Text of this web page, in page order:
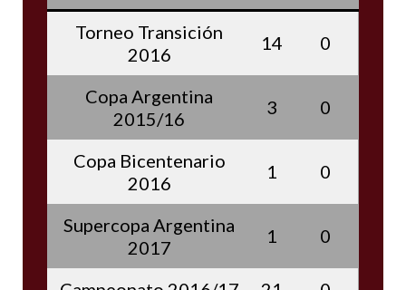
Torneo Transición
2016
14 0
Copa Argentina
2015/16
3 0
Copa Bicentenario
2016
1 0
Supercopa Argentina
2017
1 0